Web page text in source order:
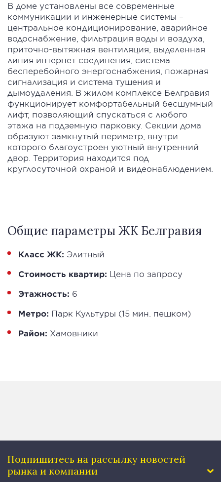
В доме установлены все современные
коммуникации и инженерные системы –
центральное кондиционирование, аварийное
водоснабжение, фильтрация воды и воздуха,
приточно-вытяжная вентиляция, выделенная
линия интернет соединения, система
бесперебойного энергоснабжения, пожарная
сигнализация и система тушения и
дымоудаления. В жилом комплексе Белгравия
функционирует комфортабельный бесшумный
лифт, позволяющий спускаться с любого
этажа на подземную парковку. Секции дома
образуют замкнутый периметр, внутри
которого благоустроен уютный внутренний
двор. Территория находится под
круглосуточной охраной и видеонаблюдением.
Общие параметры ЖК Белгравия
Класс ЖК: Элитный
Стоимость квартир: Цена по запросу
Этажность: 6
Метро: Парк Культуры (15 мин. пешком)
Район: Хамовники
Подпишитесь на рассылку новостей
рынка и компании